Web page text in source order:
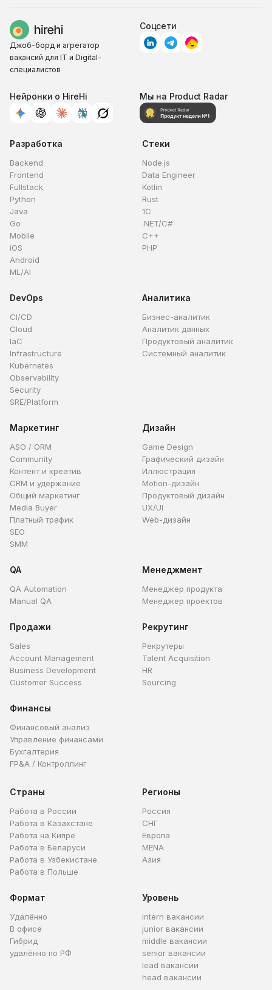
Джоб-борд и агрегатор
вакансий для IT и Digital-
специалистов
Соцсети
Нейронки о HireHi Мы на Product Radar
Разработка
Backend
Frontend
Fullstack
Python
Java
Go
Mobile
iOS
Android
ML/AI
Стеки
Node.js
Data Engineer
Kotlin
Rust
1C
.NET/C#
C++
PHP
DevOps
CI/CD
Cloud
IaC
Infrastructure
Kubernetes
Observability
Security
SRE/Platform
Аналитика
Бизнес-аналитик
Аналитик данных
Продуктовый аналитик
Системный аналитик
Маркетинг
ASO / ORM
Community
Контент и креатив
CRM и удержание
Общий маркетинг
Media Buyer
Платный трафик
SEO
SMM
Дизайн
Game Design
Графический дизайн
Иллюстрация
Motion-дизайн
Продуктовый дизайн
UX/UI
Web-дизайн
QA
QA Automation
Manual QA
Менеджмент
Менеджер продукта
Менеджер проектов
Продажи
Sales
Account Management
Business Development
Customer Success
Рекрутинг
Рекрутеры
Talent Acquisition
HR
Sourcing
Финансы
Финансовый анализ
Управление финансами
Бухгалтерия
FP&A / Контроллинг
Страны
Работа в России
Работа в Казахстане
Работа на Кипре
Работа в Беларуси
Работа в Узбекистане
Работа в Польше
Регионы
Россия
СНГ
Европа
MENA
Азия
Формат
Удалённо
В офисе
Гибрид
удалённо по РФ
Уровень
intern вакансии
junior вакансии
middle вакансии
senior вакансии
lead вакансии
head вакансии